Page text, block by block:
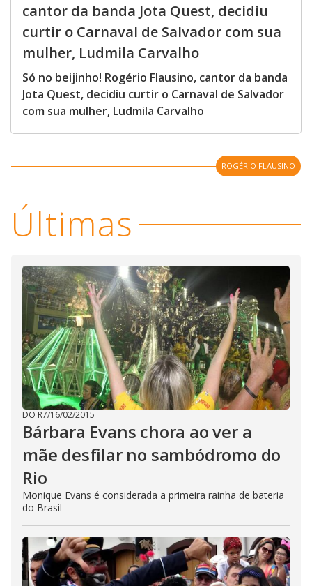
cantor da banda Jota Quest, decidiu
curtir o Carnaval de Salvador com sua
mulher, Ludmila Carvalho
Só no beijinho! Rogério Flausino, cantor da banda
Jota Quest, decidiu curtir o Carnaval de Salvador
com sua mulher, Ludmila Carvalho
ROGÉRIO FLAUSINO
Últimas
DO R7/16/02/2015
Bárbara Evans chora ao ver a
mãe desfilar no sambódromo do
Rio
Monique Evans é considerada a primeira rainha de bateria
do Brasil